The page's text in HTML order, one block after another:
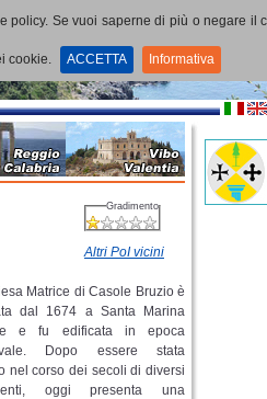
Se vuoi saperne di più o negare il
cookie. ACCETTA Informativa
Gradimento
Altri PoI vicini
Matrice di Casole Bruzio è
dal 1674 a Santa Marina
e fu edificata in epoca
Dopo essere stata
nel corso dei secoli di diversi
oggi presenta una